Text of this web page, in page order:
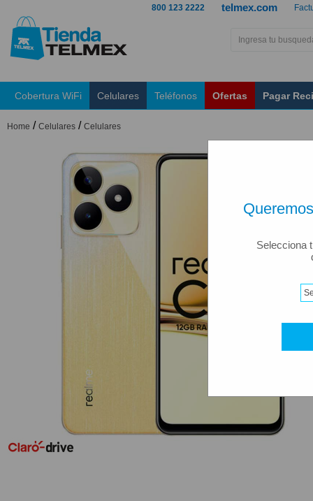
Selecciona
telmex.com
800 123 2222
Cobertura WiFi Celulares Teléfonos Ofertas Pagar
Home / Celulares / Celulares